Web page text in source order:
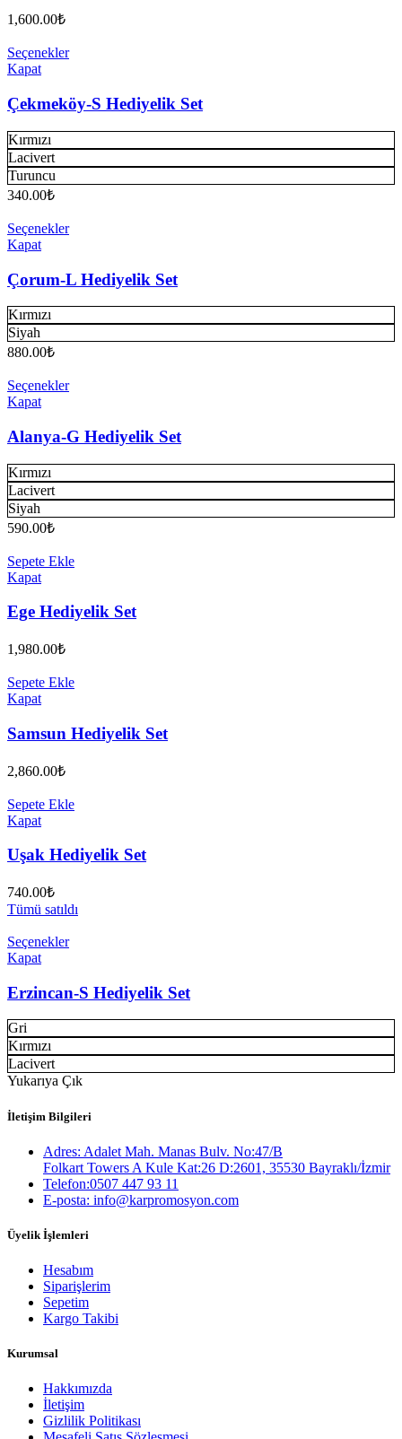
1,600.00₺
Seçenekler
Kapat
Çekmeköy-S Hediyelik Set
Kırmızı
Lacivert
Turuncu
340.00₺
Seçenekler
Kapat
Çorum-L Hediyelik Set
Kırmızı
Siyah
880.00₺
Seçenekler
Kapat
Alanya-G Hediyelik Set
Kırmızı
Lacivert
Siyah
590.00₺
Sepete Ekle
Kapat
Ege Hediyelik Set
1,980.00₺
Sepete Ekle
Kapat
Samsun Hediyelik Set
2,860.00₺
Sepete Ekle
Kapat
Uşak Hediyelik Set
740.00₺
Tümü satıldı
Seçenekler
Kapat
Erzincan-S Hediyelik Set
Gri
Kırmızı
Lacivert
Yukarıya Çık
İletişim Bilgileri
Adres: Adalet Mah. Manas Bulv. No:47/B
Folkart Towers A Kule Kat:26 D:2601, 35530 Bayraklı/İzmir
Telefon:0507 447 93 11
E-posta: info@karpromosyon.com
Üyelik İşlemleri
Hesabım
Siparişlerim
Sepetim
Kargo Takibi
Kurumsal
Hakkımızda
İletişim
Gizlilik Politikası